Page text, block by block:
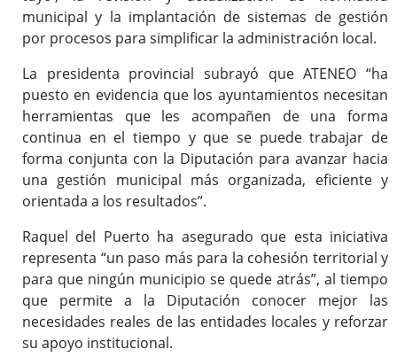
municipal y la implantación de sistemas de gestión
por procesos para simplificar la administración local.
La presidenta provincial subrayó que ATENEO “ha
puesto en evidencia que los ayuntamientos necesitan
herramientas que les acompañen de una forma
continua en el tiempo y que se puede trabajar de
forma conjunta con la Diputación para avanzar hacia
una gestión municipal más organizada, eficiente y
orientada a los resultados”.
Raquel del Puerto ha asegurado que esta iniciativa
representa “un paso más para la cohesión territorial y
para que ningún municipio se quede atrás”, al tiempo
que permite a la Diputación conocer mejor las
necesidades reales de las entidades locales y reforzar
su apoyo institucional.